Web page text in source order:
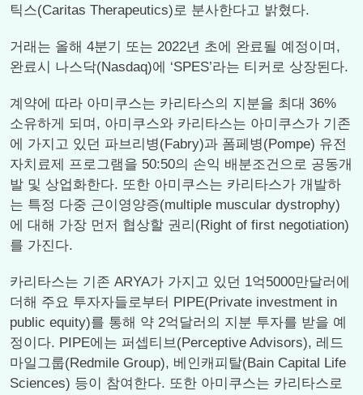
틱스(Caritas Therapeutics)로 분사한다고 밝혔다.
거래는 올해 4분기 또는 2022년 초에 완료될 예정이며,
완료시 나스닥(Nasdaq)에 ‘SPES’라는 티커로 상장된다.
계약에 따라 아미쿠스는 카리타스의 지분을 최대 36%
소유하게 되며, 아미쿠스와 카리타스는 아미쿠스가 기존
에 가지고 있던 파브리병(Fabry)과 폼페병(Pompe) 유전
자치료제 프로그램을 50:50의 손익 배분조건으로 공동개
발 및 상업화한다. 또한 아미쿠스는 카리타스가 개발하
는 특정 다중 근이영양증(multiple muscular dystrophy)
에 대해 가장 먼저 협상할 권리(Right of first negotiation)
를 가진다.
카리타스는 기존 ARYA가 가지고 있던 1억5000만달러에
더해 주요 투자자들로부터 PIPE(Private investment in
public equity)를 통해 약 2억달러의 지분 투자를 받을 예
정이다. PIPE에는 퍼셉티브(Perceptive Advisors), 레드
마일그룹(Redmile Group), 베인캐피탈(Bain Capital Life
Sciences) 등이 참여한다. 또한 아미쿠스는 카리타스로